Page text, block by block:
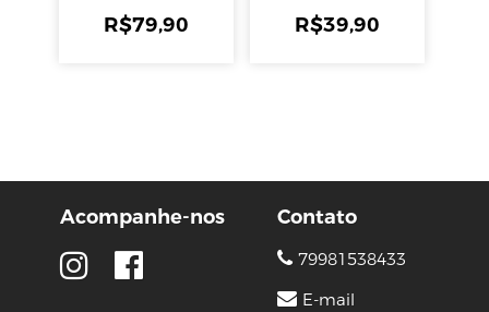
R$79,90 R$39,90
Acompanhe-nos Contato
79981538433
E-mail